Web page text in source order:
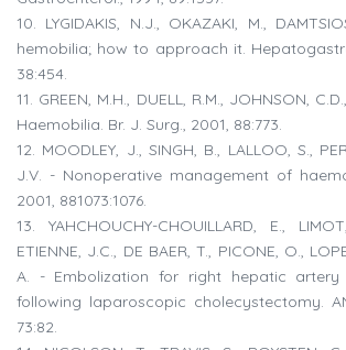
10. LYGIDAKIS, N.J., OKAZAKI, M.,
hemobilia; how to approach it.
38:454.
11. GREEN, M.H., DUELL, R.M., JOHNSON,
Haemobilia. Br. J. Surg., 2001, 88:773.
12. MOODLEY, J., SINGH, B., LALLOO, S.,
J.V. - Nonoperative management of
2001, 881073:1076.
13. YAHCHOUCHY-CHOUILLARD, E.,
ETIENNE, J.C., DE BAER, T., PICONE, O.,
A. - Embolization for right hepatic artery
following laparoscopic cholecystectomy.
73:82.